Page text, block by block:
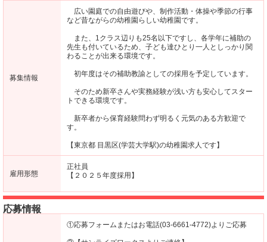
募集情報
広い園庭での自由遊びや、制作活動・体操や季節の行事
など昔ながらの幼稚園らしい幼稚園です。
また、1クラス辺りも25名以下ですし、各学年に補助の
先生も付いているため、子ども達ひとり一人としっかり関
わることが出来る環境です。
初年度はその補助教諭としての採用を予定しています。
そのため新卒さんや実務経験が浅い方も安心してスター
トできる環境です。
新卒者から保育経験問わず明るく元気のある方歓迎で
す。
【東京都 目黒区(学芸大学駅)の幼稚園求人です】
雇用形態
正社員
【２０２５年度採用】
応募情報
①応募フォームまたはお電話(03-6661-4772)よりご応募